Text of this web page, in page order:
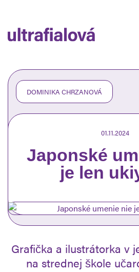
ROZHOVORY
DOMINIKA CHRZANOVÁ
01.11.2024
Japonské
je len
Grafička a ilustrátorka v
na strednej škole